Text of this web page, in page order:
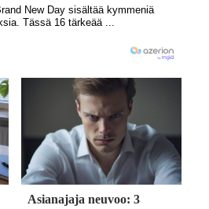
Asianajaja neuvoo: 3